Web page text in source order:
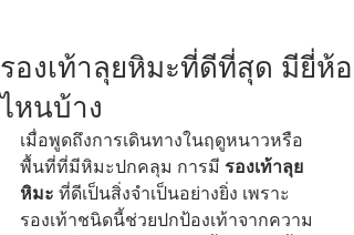
รองเท้าลุยหิมะที่ดีที่สุด มียี่ห้อ
ไหนบ้าง
เมื่อพูดถึงการเดินทางในฤดูหนาวหรือ
พื้นที่ที่มีหิมะปกคลุม การมี รองเท้าลุย
หิมะ ที่ดีเป็นสิ่งจำเป็นอย่างยิ่ง เพราะ
รองเท้าชนิดนี้ช่วยปกป้องเท้าจากความ